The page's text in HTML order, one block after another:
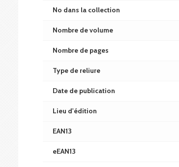
No dans la collection
Nombre de volume
Nombre de pages
Type de reliure
Date de publication
Lieu d'édition
EAN13
eEAN13